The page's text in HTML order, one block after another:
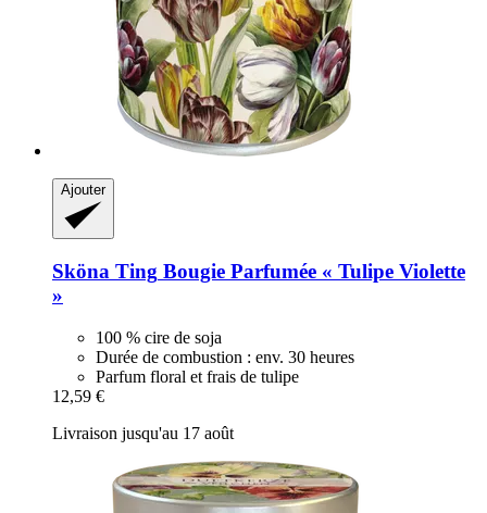
Ajouter
Sköna Ting Bougie Parfumée « Tulipe Violette
»
100 % cire de soja
Durée de combustion : env. 30 heures
Parfum floral et frais de tulipe
12,59 €
Livraison jusqu'au 17 août